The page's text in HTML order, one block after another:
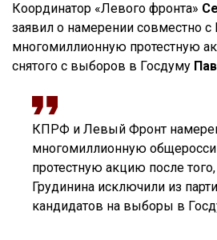
Координатор «Левого фронта»
заявил о намерении совместно
многомиллионную протестную
снятого с выборов в Госдуму
КПРФ и Левый Фронт
многомиллионную
протестную акцию после
Грудинина исключили из
кандидатов на выборы в